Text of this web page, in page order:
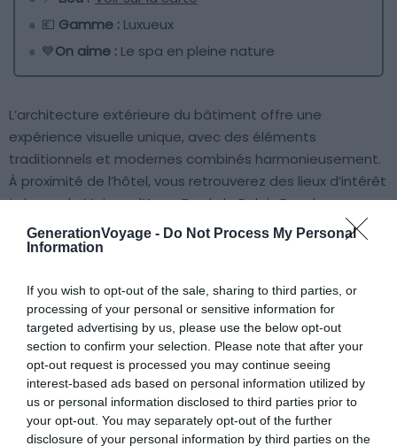
GenerationVoyage - Do Not Process My Personal
Information
If you wish to opt-out of the sale, sharing to third parties, or
processing of your personal or sensitive information for
targeted advertising by us, please use the below opt-out
section to confirm your selection. Please note that after your
opt-out request is processed you may continue seeing
interest-based ads based on personal information utilized by
us or personal information disclosed to third parties prior to
your opt-out. You may separately opt-out of the further
disclosure of your personal information by third parties on the
💶 Gamme : Luxueux
💙On aime : Le spa en pleine nature
L’architecture extérieure du bâtiment offre une
expérience visuelle unique, avec des éléments
traditionnels et modernes combinés harmonieusement.
À proximité de l’hôtel, vous retrouverez des lieux d’intérêt
tels quela Maison d’Anne Frank, le Palais Royal
d’Amsterdam, la place Leidsepleinou encore l’aéroport
d’Amsterdam-Schiphol.
Nichées en pleine nature, les chambres et suites offrent
une architecture impressionnante et du mobilier de goût
vous promettant un séjour de rêve. Le jardin bien-être
propose une série d’installations originales pour trouver
votre équilibre :un spa privé, un sauna tonneau flottant,
un bassin profond, une terrasse bien exposée ou encore
une douche au bord du lac.Enfin, profitez d’une variété